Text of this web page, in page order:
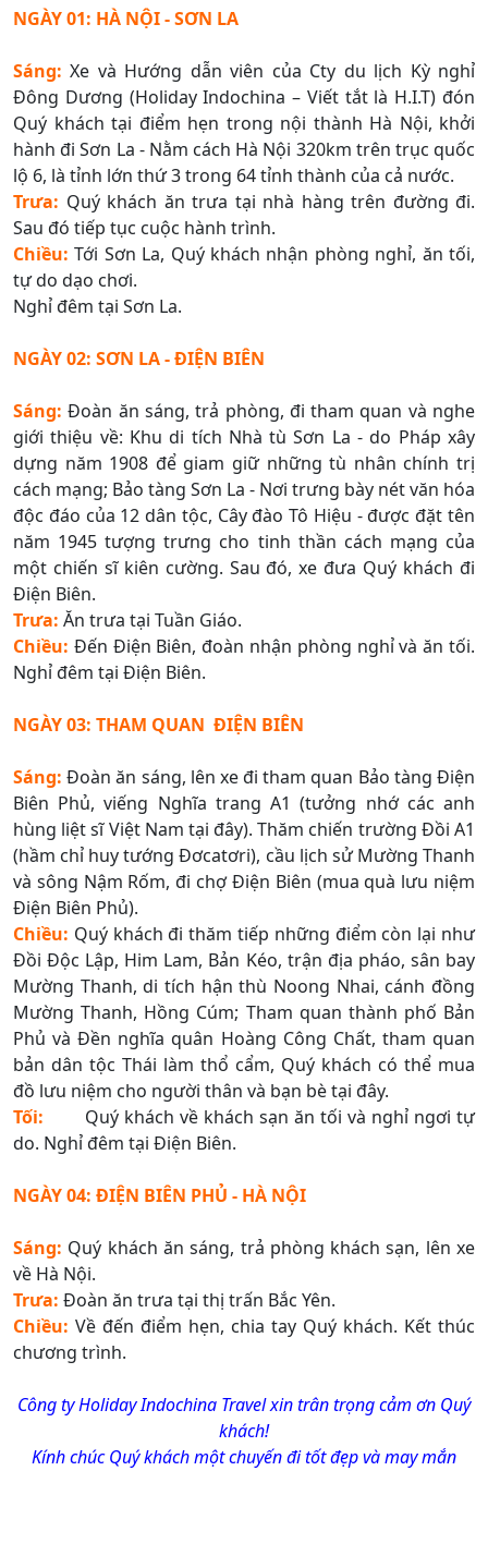
NGÀY 01: HÀ NỘI - SƠN LA
Sáng: Xe và Hướng dẫn viên của Cty du lịch Kỳ nghỉ
Đông Dương (Holiday Indochina – Viết tắt là H.I.T) đón
Quý khách tại điểm hẹn trong nội thành Hà Nội, khởi
hành đi Sơn La - Nằm cách Hà Nội 320km trên trục quốc
lộ 6, là tỉnh lớn thứ 3 trong 64 tỉnh thành của cả nước.
Trưa: Quý khách ăn trưa tại nhà hàng trên đường đi.
Sau đó tiếp tục cuộc hành trình.
Chiều: Tới Sơn La, Quý khách nhận phòng nghỉ, ăn tối,
tự do dạo chơi.
Nghỉ đêm tại Sơn La.
NGÀY 02: SƠN LA - ĐIỆN BIÊN
Sáng: Đoàn ăn sáng, trả phòng, đi tham quan và nghe
giới thiệu về: Khu di tích Nhà tù Sơn La - do Pháp xây
dựng năm 1908 để giam giữ những tù nhân chính trị
cách mạng; Bảo tàng Sơn La - Nơi trưng bày nét văn hóa
độc đáo của 12 dân tộc, Cây đào Tô Hiệu - được đặt tên
năm 1945 tượng trưng cho tinh thần cách mạng của
một chiến sĩ kiên cường. Sau đó, xe đưa Quý khách đi
Điện Biên.
Trưa: Ăn trưa tại Tuần Giáo.
Chiều: Đến Điện Biên, đoàn nhận phòng nghỉ và ăn tối.
Nghỉ đêm tại Điện Biên.
NGÀY 03: THAM QUAN ĐIỆN BIÊN
Sáng:Đoàn ăn sáng, lên xe đi tham quan Bảo tàng Điện
Biên Phủ, viếng Nghĩa trang A1 (tưởng nhớ các anh
hùng liệt sĩ Việt Nam tại đây). Thăm chiến trường Đồi A1
(hầm chỉ huy tướng Đơcatơri), cầu lịch sử Mường Thanh
và sông Nậm Rốm, đi chợ Điện Biên (mua quà lưu niệm
Điện Biên Phủ).
Chiều: Quý khách đi thăm tiếp những điểm còn lại như
Đồi Độc Lập, Him Lam, Bản Kéo, trận địa pháo, sân bay
Mường Thanh, di tích hận thù Noong Nhai, cánh đồng
Mường Thanh, Hồng Cúm; Tham quan thành phố Bản
Phủ và Đền nghĩa quân Hoàng Công Chất, tham quan
bản dân tộc Thái làm thổ cẩm, Quý khách có thể mua
đồ lưu niệm cho người thân và bạn bè tại đây.
Tối:
Quý khách về khách sạn ăn tối và nghỉ ngơi tự
do. Nghỉ đêm tại Điện Biên.
NGÀY 04: ĐIỆN BIÊN PHỦ - HÀ NỘI
Sáng: Quý khách ăn sáng, trả phòng khách sạn, lên xe
về Hà Nội.
Trưa: Đoàn ăn trưa tại thị trấn Bắc Yên.
Chiều: Về đến điểm hẹn, chia tay Quý khách. Kết thúc
chương trình.
Công ty Holiday Indochina Travel xin trân trọng cảm ơn Quý
khách!
Kính chúc Quý khách một chuyến đi tốt đẹp và may mắn